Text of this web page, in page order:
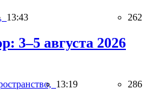
13:43 262
3–5 августа 2026
13:19 286